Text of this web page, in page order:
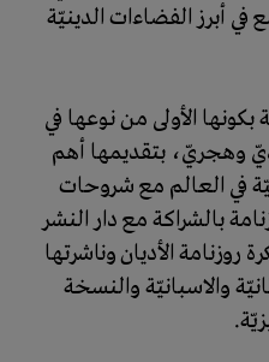
أبرز الفضاءات الدينيّة
بكونها الأولى من نوعها في
وهجريّ، بتقديمها أهم
في العالم مع شروحات
بالشراكة مع دار النشر
الأديان وناشرتها
والاسبانيّة والنسخة